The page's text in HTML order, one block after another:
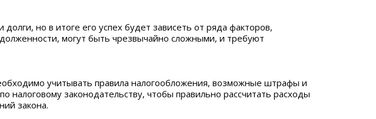
но в итоге его успех будет зависеть от ряда факторов,
могут быть чрезвычайно сложными, и требуют
учитывать правила налогообложения, возможные штрафы и
налоговому законодательству, чтобы правильно рассчитать расходы
закона.